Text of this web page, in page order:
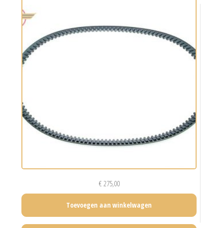
€275,00
Toevoegen aan winkelwagen